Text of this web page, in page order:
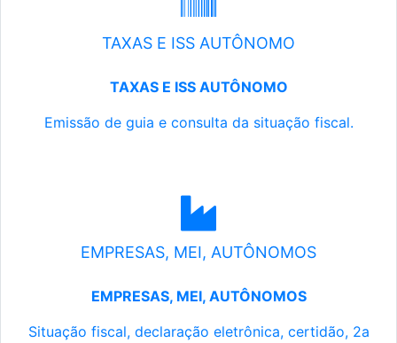
TAXAS E ISS AUTÔNOMO
TAXAS E ISS AUTÔNOMO
Emissão de guia e consulta da situação fiscal.
EMPRESAS, MEI, AUTÔNOMOS
EMPRESAS, MEI, AUTÔNOMOS
Situação fiscal, declaração eletrônica, certidão, 2a